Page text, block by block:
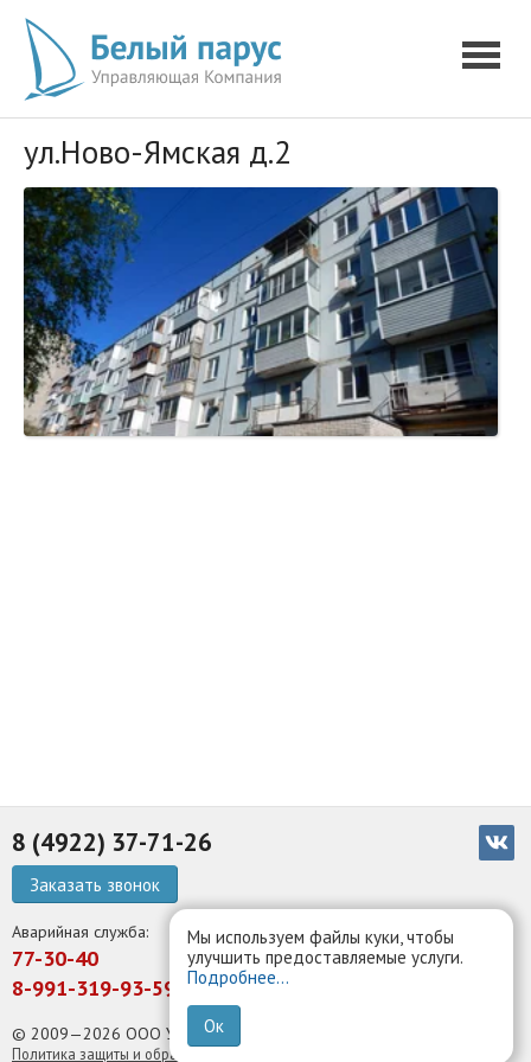
ул.Ново-Ямская д.2
© 2009—2026 ООО УК Белый парус
Политика защиты и обработки персональных данных
8 (4922) 37-71-26
Заказать звонок
Аварийная служба:
77-30-40
8-991-319-93-59
Мы используем файлы куки, чтобы
улучшить предоставляемые услуги.
Подробнее...
Ок